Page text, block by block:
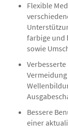
Flexible
farbige und
sowie
Bessere
einer